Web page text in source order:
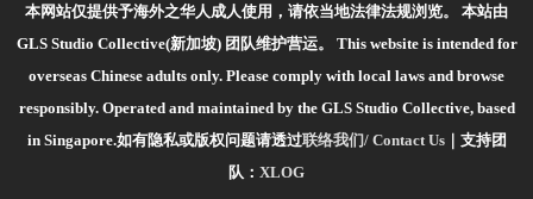
本网站仅提供予海外之华人成人使用，请依当地法律法规浏览。
本站由
GLS Studio Collective(新加坡) 团队维护营运。
This website is intended for
overseas Chinese adults only. Please comply with local laws and browse
responsibly. Operated and maintained by the GLS Studio Collective, based
in Singapore.如有隐私或版权问题请透过联络我们/ Contact Us｜支持团
队： XLOG